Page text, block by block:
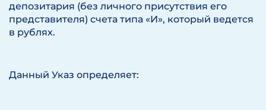
депозитария (без личного присутствия его
представителя) счета типа «И», который ведется
в рублях.
Данный Указ определяет: